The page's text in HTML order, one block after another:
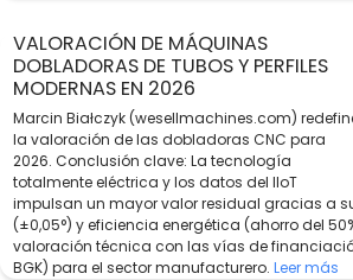
VALORACIÓN DE MÁQUINAS
DOBLADORAS DE TUBOS Y PERFILES
MODERNAS EN 2026
Marcin Białczyk (wesellmachines.com)
la valoración de las dobladoras CNC para
2026. Conclusión clave: La tecnología
totalmente eléctrica y los datos del IIoT
impulsan un mayor valor residual gracias a
(±0,05°) y eficiencia energética (ahorro del
valoración técnica con las vías de
BGK) para el sector manufacturero. Leer más